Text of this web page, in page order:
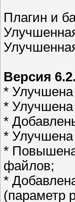
Плагин и
Версия
* Улучшена
* Улучшена
*
*
* Повышена
файлов;
*
(параметр